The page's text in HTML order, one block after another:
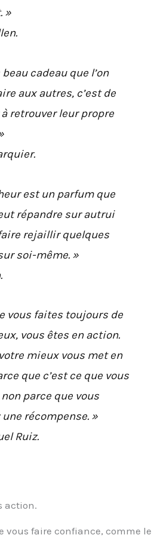
»
cadeau que l’on
aux autres, c’est de
retrouver leur propre
est un parfum que
répandre sur autrui
rejaillir quelques
soi-même. »
vous faites toujours de
vous êtes en action.
mieux vous met en
que c’est ce que vous
parce que vous
récompense. »
Ruiz.
action.
vous faire confiance, comme le